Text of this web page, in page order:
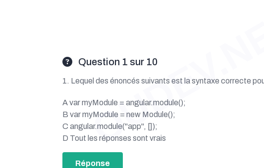
Question 1 sur 10
1. Lequel des énoncés suivants est la syntaxe correcte
A var myModule = angular.module();
B var myModule = new Module();
C angular.module("app", []);
D Tout les réponses sont vrais
Réponse